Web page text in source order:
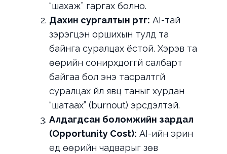
“шахаж” гаргах болно.
Дахин сургалтын өртөг: AI-тай
зэрэгцэн оршихын тулд та
байнга суралцах ёстой. Хэрэв та
өөрийн сонирхдоггүй салбарт
байгаа бол энэ тасралтгүй
суралцах үйл явц таныг хурдан
“шатаах” (burnout) эрсдэлтэй.
Алдагдсан боломжийн зардал
(Opportunity Cost): AI-ийн эрин
үед өөрийн чадварыг зөв